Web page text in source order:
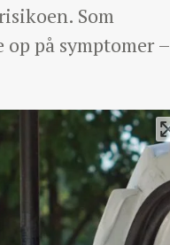
Som
på symptomer –